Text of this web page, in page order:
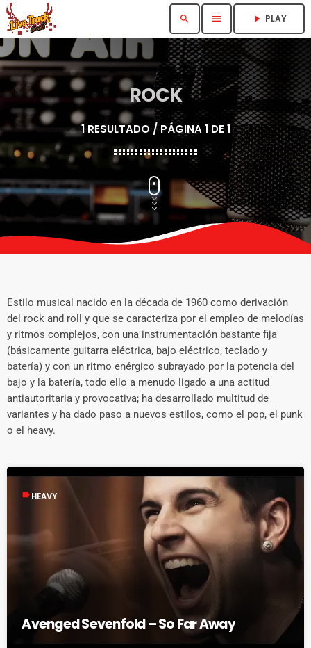
search menu play_arrow PLAY
ROCK
1 RESULTADO / PÁGINA 1 DE 1
Estilo musical nacido en la década de 1960 como derivación
del rock and roll y que se caracteriza por el empleo de melodías
y ritmos complejos, con una instrumentación bastante fija
(básicamente guitarra eléctrica, bajo eléctrico, teclado y
batería) y con un ritmo enérgico subrayado por la potencia del
bajo y la batería, todo ello a menudo ligado a una actitud
antiautoritaria y provocativa; ha desarrollado multitud de
variantes y ha dado paso a nuevos estilos, como el pop, el punk
o el heavy.
label HEAVY
Avenged Sevenfold – So Far Away